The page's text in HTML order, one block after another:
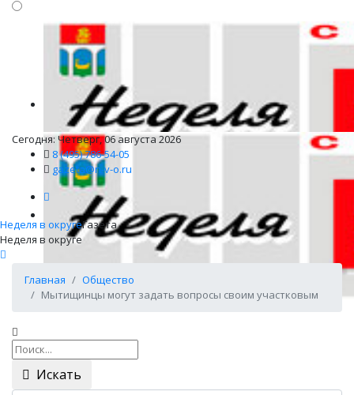
Сегодня: Четверг, 06 августа 2026
8 (495) 786-54-05
gazeta@n-v-o.ru
Неделя в округеГазета
Неделя в округе
Главная
Общество
Мытищинцы могут задать вопросы своим участковым
Искать